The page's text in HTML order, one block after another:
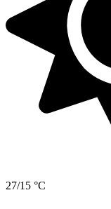
27/15 °C